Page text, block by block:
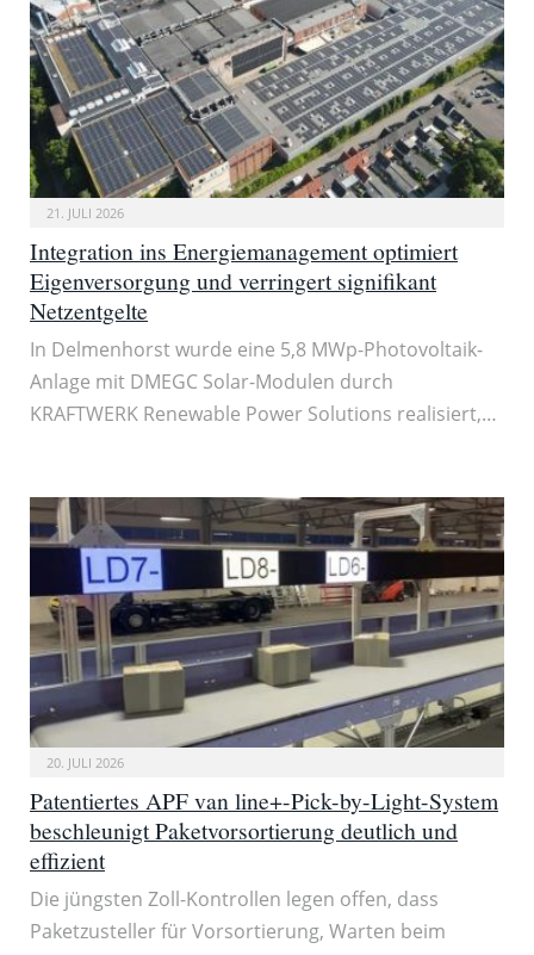
21. JULI 2026
Integration ins Energiemanagement optimiert
Eigenversorgung und verringert signifikant
Netzentgelte
In Delmenhorst wurde eine 5,8 MWp-Photovoltaik-
Anlage mit DMEGC Solar-Modulen durch
KRAFTWERK Renewable Power Solutions realisiert,…
20. JULI 2026
Patentiertes APF van line+-Pick-by-Light-System
beschleunigt Paketvorsortierung deutlich und
effizient
Die jüngsten Zoll-Kontrollen legen offen, dass
Paketzusteller für Vorsortierung, Warten beim